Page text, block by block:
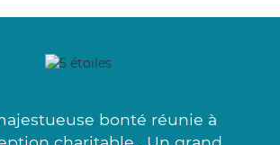
bonté réunie à